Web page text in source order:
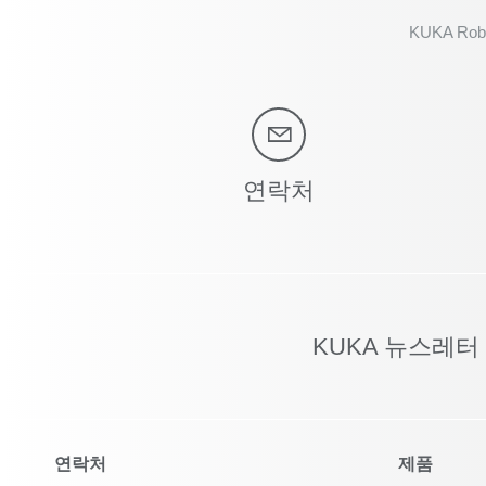
KUKA
연락처
KUKA 뉴스레터
연락처 제품